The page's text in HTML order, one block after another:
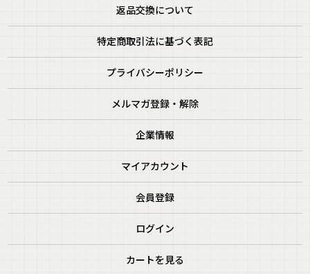
返品交換について
特定商取引法に基づく表記
プライバシーポリシー
メルマガ登録・解除
企業情報
マイアカウント
会員登録
ログイン
カートを見る